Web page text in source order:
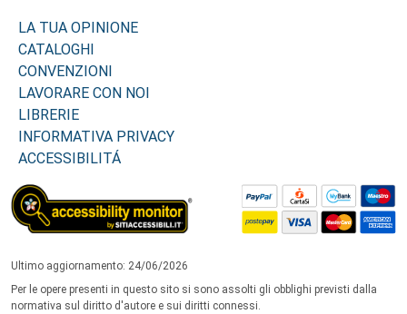
LA TUA OPINIONE
CATALOGHI
CONVENZIONI
LAVORARE CON NOI
LIBRERIE
INFORMATIVA PRIVACY
ACCESSIBILITÁ
Ultimo aggiornamento: 24/06/2026
Per le opere presenti in questo sito si sono assolti gli obblighi previsti dalla
normativa sul diritto d'autore e sui diritti connessi.